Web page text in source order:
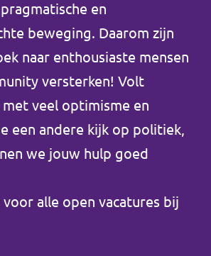
en
beweging. Daarom zijn
naar enthousiaste mensen
versterken! Volt
veel optimisme en
een andere kijk op politiek,
we jouw hulp goed
alle open vacatures bij